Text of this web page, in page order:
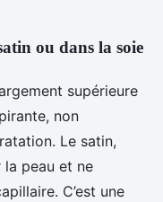
ou dans la soie
supérieure
non
Le satin,
peau et ne
C’est une